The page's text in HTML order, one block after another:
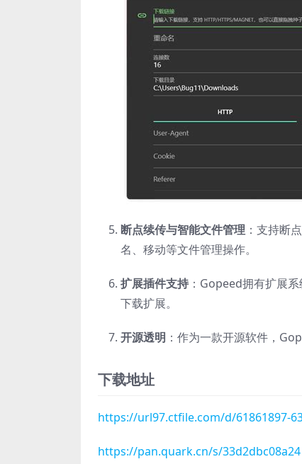
断点续传与智能文件管理 ：支持断
名、移动等文件管理操作。
扩展插件支持 ：Gopeed拥有扩展
下载扩展。
开源透明 ：作为一款开源软件，
下载地址
https://url97.ctfile.com/d/61861897-
https://pan.quark.cn/s/33d2dbc08a24